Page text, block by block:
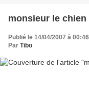
monsieur le
Publié le 14/04/2007 à 00:46
Par Tibo